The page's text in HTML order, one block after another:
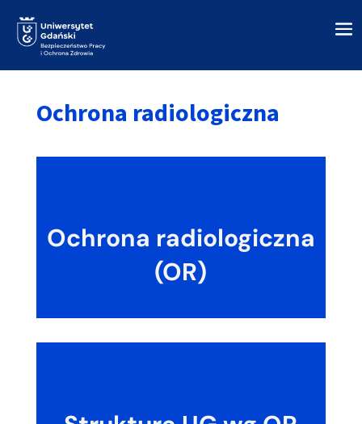
Ochrona radiologiczna
Ochrona radiologiczna
(OR)